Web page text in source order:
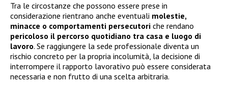
Tra le circostanze che possono essere prese in
considerazione rientrano anche eventuali molestie,
minacce o comportamenti persecutori che rendano
pericoloso il percorso quotidiano tra casa e luogo di
lavoro. Se raggiungere la sede professionale diventa un
rischio concreto per la propria incolumità, la decisione di
interrompere il rapporto lavorativo può essere considerata
necessaria e non frutto di una scelta arbitraria.